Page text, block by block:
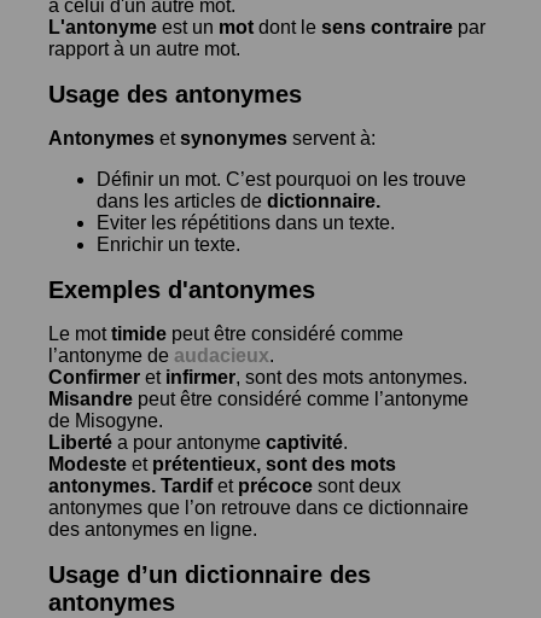
à celui d'un autre mot.
L'antonyme est un mot dont le sens contraire par
rapport à un autre mot.
Usage des antonymes
Antonymes etsynonymes servent à:
Définir un mot. C’est pourquoi on les trouve
dans les articles de dictionnaire.
Eviter les répétitions dans un texte.
Enrichir un texte.
Exemples d'antonymes
Le mottimide peut être considéré comme
l’antonyme de audacieux.
Confirmer et infirmer, sont des mots antonymes.
Misandre peut être considéré comme l’antonyme
de Misogyne.
Liberté a pour antonyme captivité.
Modeste et prétentieux, sont des mots
antonymes. Tardifet précoce sont deux
antonymes que l’on retrouve dans ce dictionnaire
des antonymes en ligne.
Usage d’un dictionnaire des
antonymes